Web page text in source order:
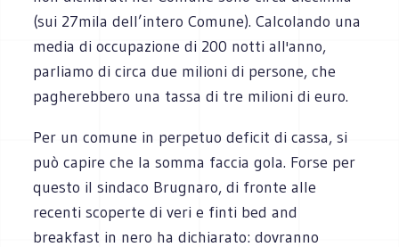
(sui 27mila dell’intero Comune). Calcolando una
media di occupazione di 200 notti all'anno,
parliamo di circa due milioni di persone, che
pagherebbero una tassa di tre milioni di euro.
Per un comune in perpetuo deficit di cassa, si
può capire che la somma faccia gola. Forse per
questo il sindaco Brugnaro, di fronte alle
recenti scoperte di veri e finti bed and
breakfast in nero ha dichiarato: dovranno